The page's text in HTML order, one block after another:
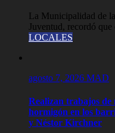
La Municipalidad de
Juventud, recordó
LOCALES
agosto 7, 2026 MAD
Realizan trabajos de
hormigón en los
y Néstor Kirchner